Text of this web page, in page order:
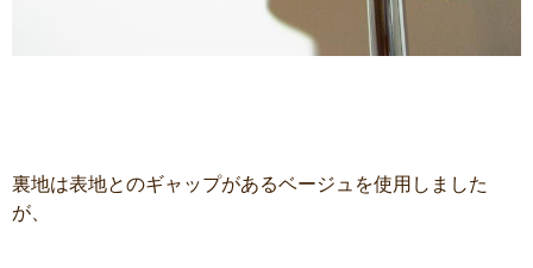
裏地は表地とのギャップがあるベージュを使用しました
が、